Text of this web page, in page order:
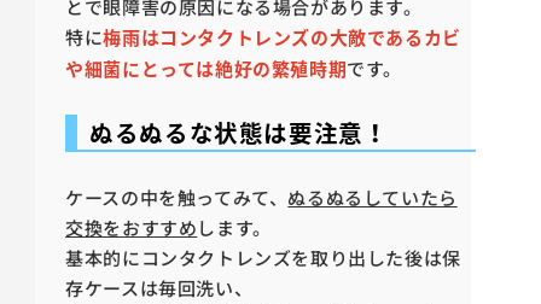
とで眼障害の原因になる場合があります。
特に梅雨はコンタクトレンズの大敵であるカビ
や細菌にとっては絶好の繁殖時期です。
ぬるぬるな状態は要注意！
ケースの中を触ってみて、 ぬるぬるしていたら
交換をおすすめします。
基本的にコンタクトレンズを取り出した後は保
存ケースは毎回洗い、